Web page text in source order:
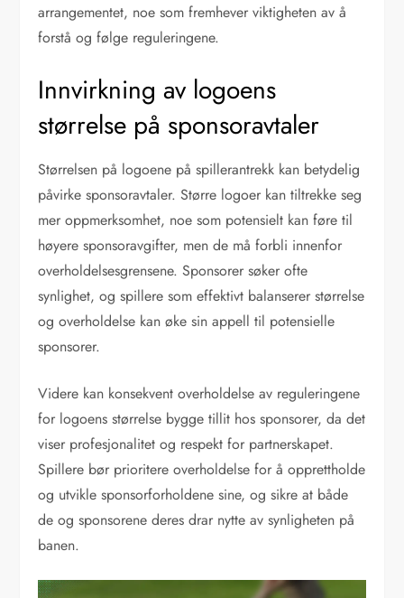
arrangementet, noe som fremhever viktigheten av å
forstå og følge reguleringene.
Innvirkning av logoens
størrelse på sponsoravtaler
Størrelsen på logoene på spillerantrekk kan betydelig
påvirke sponsoravtaler. Større logoer kan tiltrekke seg
mer oppmerksomhet, noe som potensielt kan føre til
høyere sponsoravgifter, men de må forbli innenfor
overholdelsesgrensene. Sponsorer søker ofte
synlighet, og spillere som effektivt balanserer størrelse
og overholdelse kan øke sin appell til potensielle
sponsorer.
Videre kan konsekvent overholdelse av reguleringene
for logoens størrelse bygge tillit hos sponsorer, da det
viser profesjonalitet og respekt for partnerskapet.
Spillere bør prioritere overholdelse for å opprettholde
og utvikle sponsorforholdene sine, og sikre at både
de og sponsorene deres drar nytte av synligheten på
banen.